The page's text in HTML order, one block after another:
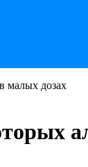
малых дозах